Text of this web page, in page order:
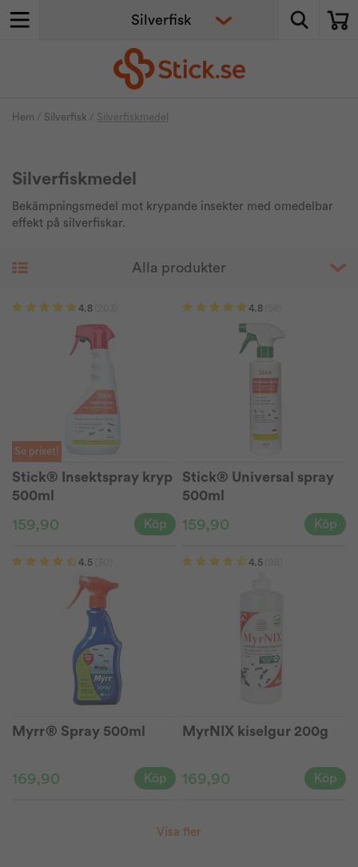
Hem / Silverfisk / Silverfiskmedel
Silverfiskmedel
Bekämpningsmedel mot krypande insekter med omedelbar
effekt på silverfiskar.
4.8
Se priset!
Stick® Insektspray kryp
500ml
159,90 Köp
4.8
Stick® Universal spray
500ml
159,90 Köp
4.5
Myrr® Spray 500ml
169,90 Köp
4.5
MyrNIX kiselgur 200g
169,90 Köp
Visa fler